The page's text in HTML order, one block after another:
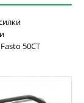
50CT